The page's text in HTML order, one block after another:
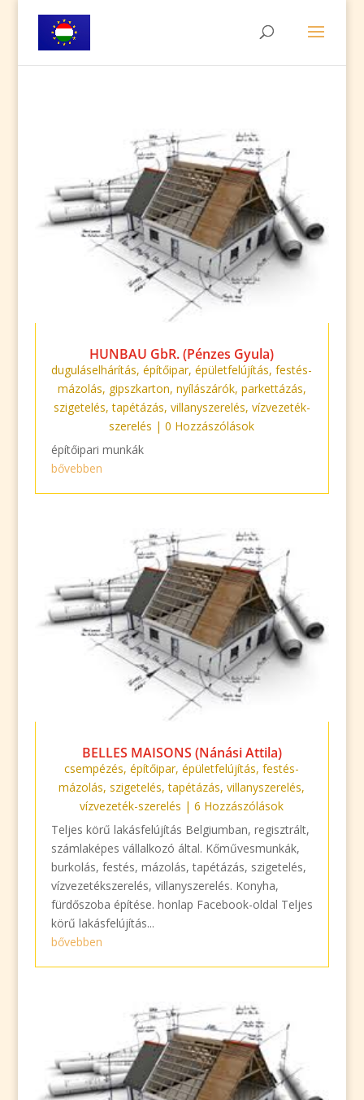
HUNBAU GbR. (Pénzes Gyula)
duguláselhárítás,építőipar,épületfelújítás,festés-
mázolás, gipszkarton, nyílászárók, parkettázás,
szigetelés,tapétázás, villanyszerelés, vízvezeték-
szerelés | 0 Hozzászólások
építőipari munkák
bővebben
BELLES MAISONS (Nánási Attila)
csempézés,építőipar,épületfelújítás,festés-
mázolás,szigetelés,tapétázás,villanyszerelés,
vízvezeték-szerelés | 6 Hozzászólások
Teljes körű lakásfelújítás Belgiumban, regisztrált,
számlaképes vállalkozó által. Kőművesmunkák,
burkolás, festés, mázolás, tapétázás, szigetelés,
vízvezetékszerelés, villanyszerelés. Konyha,
fürdőszoba építése. honlap Facebook-oldal Teljes
körű lakásfelújítás...
bővebben